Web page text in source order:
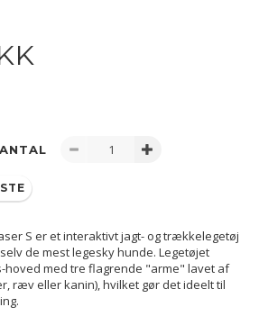
ANTAL
S er et interaktivt jagt- og trækkelegetøj
de mest legesky hunde. Legetøjet
hoved med tre flagrende "arme" lavet af
ræv eller kanin), hvilket gør det ideelt til